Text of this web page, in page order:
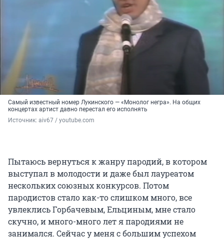
Самый известный номер Лукинского — «Монолог негра». На общих
концертах артист давно перестал его исполнять
Источник: aiv67 / youtube.com
Пытаюсь вернуться к жанру пародий, в котором
выступал в молодости и даже был лауреатом
нескольких союзных конкурсов. Потом
пародистов стало как-то слишком много, все
увлеклись Горбачевым, Ельциным, мне стало
скучно, и много-много лет я пародиями не
занимался. Сейчас у меня с большим успехом